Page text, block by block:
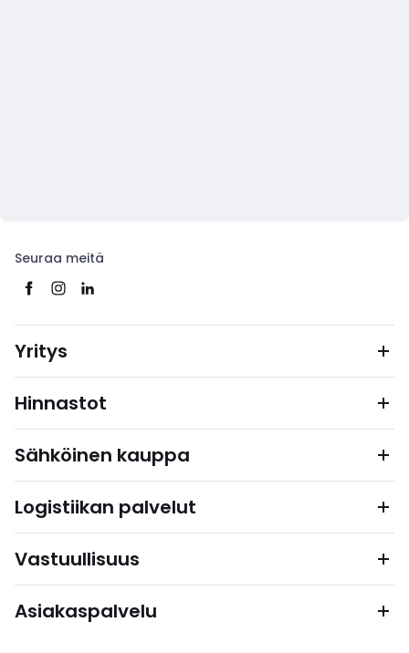
Seuraa meitä
Yritys
Hinnastot
Sähköinen kauppa
Logistiikan palvelut
Vastuullisuus
Asiakaspalvelu